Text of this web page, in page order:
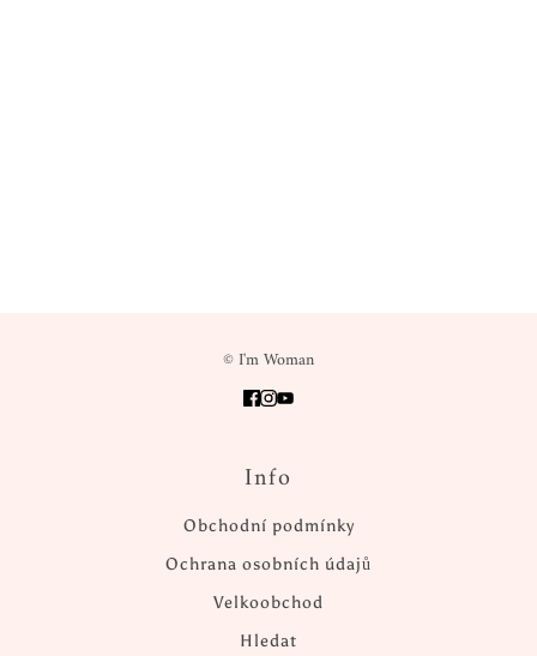
© I'm Woman
Info
Obchodní podmínky
Ochrana osobních údajů
Velkoobchod
Hledat